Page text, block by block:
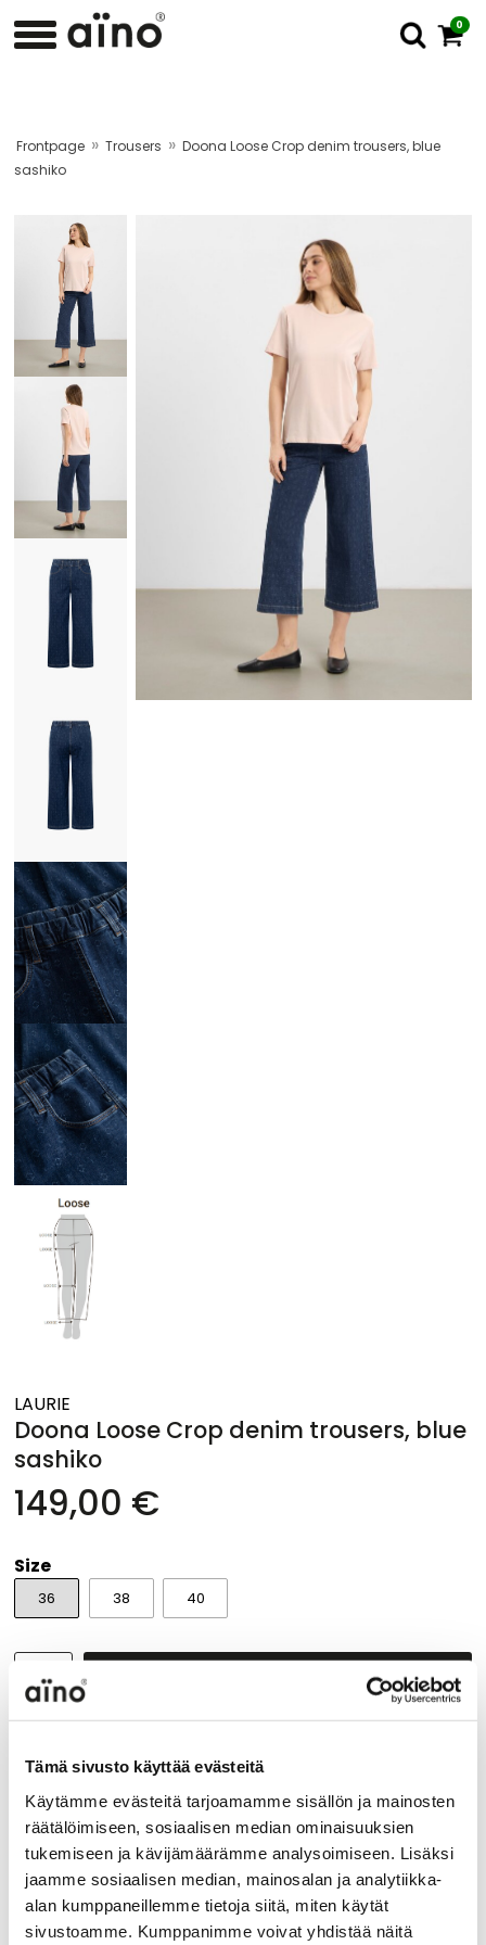
Tämä sivusto käyttää evästeitä
Käytämme evästeitä tarjoamamme sisällön ja mainosten
räätälöimiseen, sosiaalisen median ominaisuuksien
tukemiseen ja kävijämäärämme analysoimiseen. Lisäksi
jaamme sosiaalisen median, mainosalan ja analytiikka-
alan kumppaneillemme tietoja siitä, miten käytät
sivustoamme. Kumppanimme voivat yhdistää näitä
0
Frontpage » Trousers » Doona Loose Crop denim trousers, blue
sashiko
LAURIE
Doona Loose Crop denim trousers, blue
sashiko
149,00 €
Size
36 38 40
Donna Loose Crop denim trousers have a fantastic fit
and loose toruser legs with cropped length. The loose
silhouette is loose from the hip and down through the
leg. The elasticated waistband and high-stretch fabric
ensure a really great fit. Front pockets and belt loops.
Trousers have a mid rise style. Leg inseam is 63 cm.
Trousers are made of stretchy cotton blend which